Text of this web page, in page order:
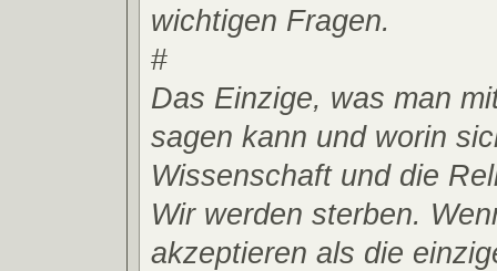
wichtigen Fragen.
#
Das Einzige, was man
sagen kann und worin
Wissenschaft und die
Wir werden sterben.
akzeptieren als die